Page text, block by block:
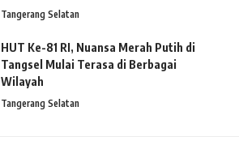
Tangerang Selatan
HUT Ke-81 RI, Nuansa Merah Putih di
Tangsel Mulai Terasa di Berbagai
Wilayah
Tangerang Selatan